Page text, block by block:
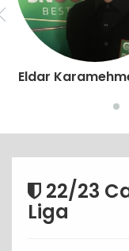
Eldar
22/23
Liga